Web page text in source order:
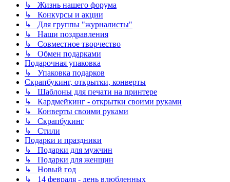
↳ Жизнь нашего форума
↳ Конкурсы и акции
↳ Для группы "журналисты"
↳ Наши поздравления
↳ Совместное творчество
↳ Обмен подарками
Подарочная упаковка
↳ Упаковка подарков
Скрапбукинг, открытки, конверты
↳ Шаблоны для печати на принтере
↳ Кардмейкинг - открытки своими руками
↳ Конверты своими руками
↳ Скрапбукинг
↳ Стили
Подарки и праздники
↳ Подарки для мужчин
↳ Подарки для женщин
↳ Новый год
↳ 14 февраля - день влюбленных